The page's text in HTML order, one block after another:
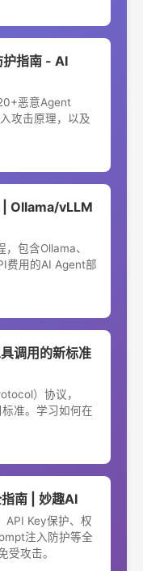
指南 - AI
恶意Agent
攻击原理，以及
Ollama/vLLM
包含Ollama、
费用的AI Agent部
调用的新标准
）协议，
准。学习如何在
南 | 妙趣AI
API Key保护、权
注入防护等全
受攻击。